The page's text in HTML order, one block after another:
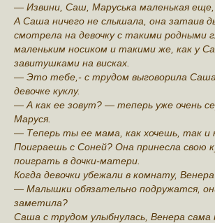
— Извини, Саш, Маруська маленькая еще,
А Саша ничего не слышала, она затаив
смотрела на девочку с такими родными
маленьким носиком и такими же, как у
завитушками на висках.
— Это тебе,- с трудом выговорила
девочке куклу.
— А как ее зовут? — теперь уже очень
Маруся.
— Теперь ты ее мама, как хочешь, так и
Поиграешь с Соней? Она принесла свою
поиграть в дочки-матери.
Когда девочки убежали в комнату,
— Малышки обязательно подружатся,
заметила?
Саша с трудом улыбнулась, Венера сама